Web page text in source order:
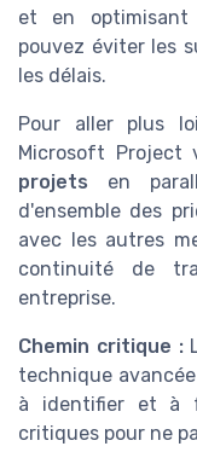
et en
pouvez éviter les
les délais.
Pour aller plus
Microsoft Project
projets en
d'ensemble des
avec les autres
continuité de
entreprise.
Chemin critique :
technique
à identifier et à
critiques pour ne